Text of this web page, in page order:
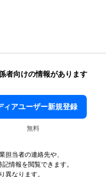
者向けの情報があります
ィアユーザー新規登録
無料
担当者の連絡先や、
情報を閲覧できます。
異なります。